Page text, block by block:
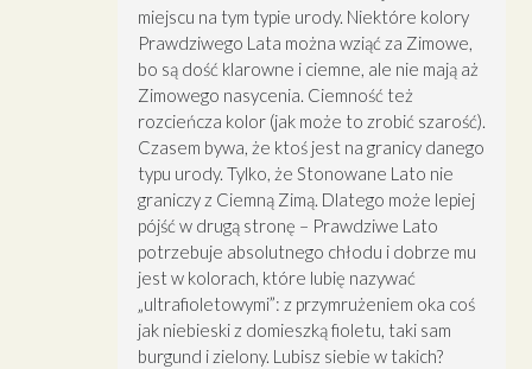
miejscu na tym typie urody. Niektóre kolory
Prawdziwego Lata można wziąć za Zimowe,
bo są dość klarowne i ciemne, ale nie mają aż
Zimowego nasycenia. Ciemność też
rozcieńcza kolor (jak może to zrobić szarość).
Czasem bywa, że ktoś jest na granicy danego
typu urody. Tylko, że Stonowane Lato nie
graniczy z Ciemną Zimą. Dlatego może lepiej
pójść w drugą stronę – Prawdziwe Lato
potrzebuje absolutnego chłodu i dobrze mu
jest w kolorach, które lubię nazywać
„ultrafioletowymi”: z przymrużeniem oka coś
jak niebieski z domieszką fioletu, taki sam
burgund i zielony. Lubisz siebie w takich?